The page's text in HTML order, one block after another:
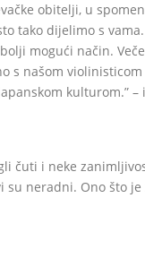
obitelji, u
tako dijelimo s
mogući način.
s našom
kulturom.”
čuti i neke
neradni. Ono što je